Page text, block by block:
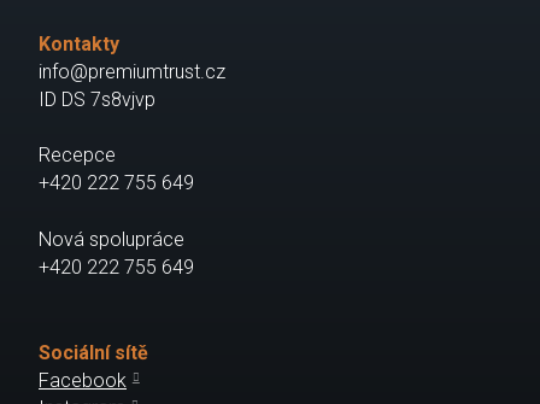
Kontakty
info@premiumtrust.cz
ID DS 7s8vjvp
Recepce
+420 222 755 649
Nová spolupráce
+420 222 755 649
Sociální sítě
Facebook